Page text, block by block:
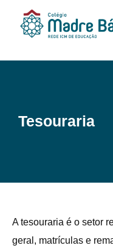
Tesouraria
A tesouraria é o setor
geral, matrículas e